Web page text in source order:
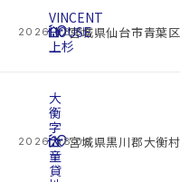
2026.08.08
cottage
VINCENT
HOUSE
上杉
location_on宮城県仙台市青葉
2026.08.08
cottage
大
衡
字
大
童
貸
location_on宮城県黒川郡大衡